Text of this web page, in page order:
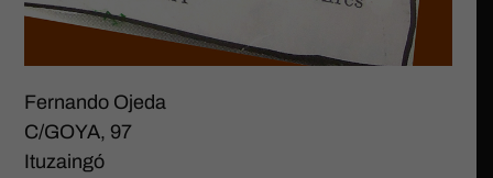
Fernando Ojeda
C/GOYA, 97
Ituzaingó